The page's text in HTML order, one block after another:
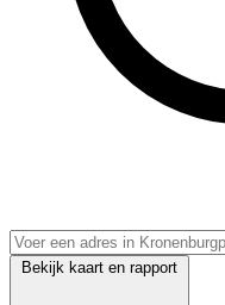
Bekijk kaart en rapport